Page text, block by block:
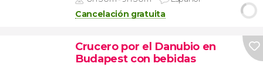
Cancelación gratuita
Crucero por el Danubio en
Budapest con bebidas